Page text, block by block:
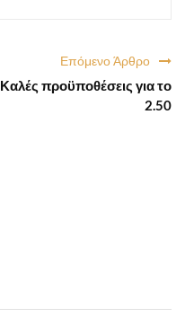
Επόμενο Άρθρο
Καλές προϋποθέσεις για το
2.50